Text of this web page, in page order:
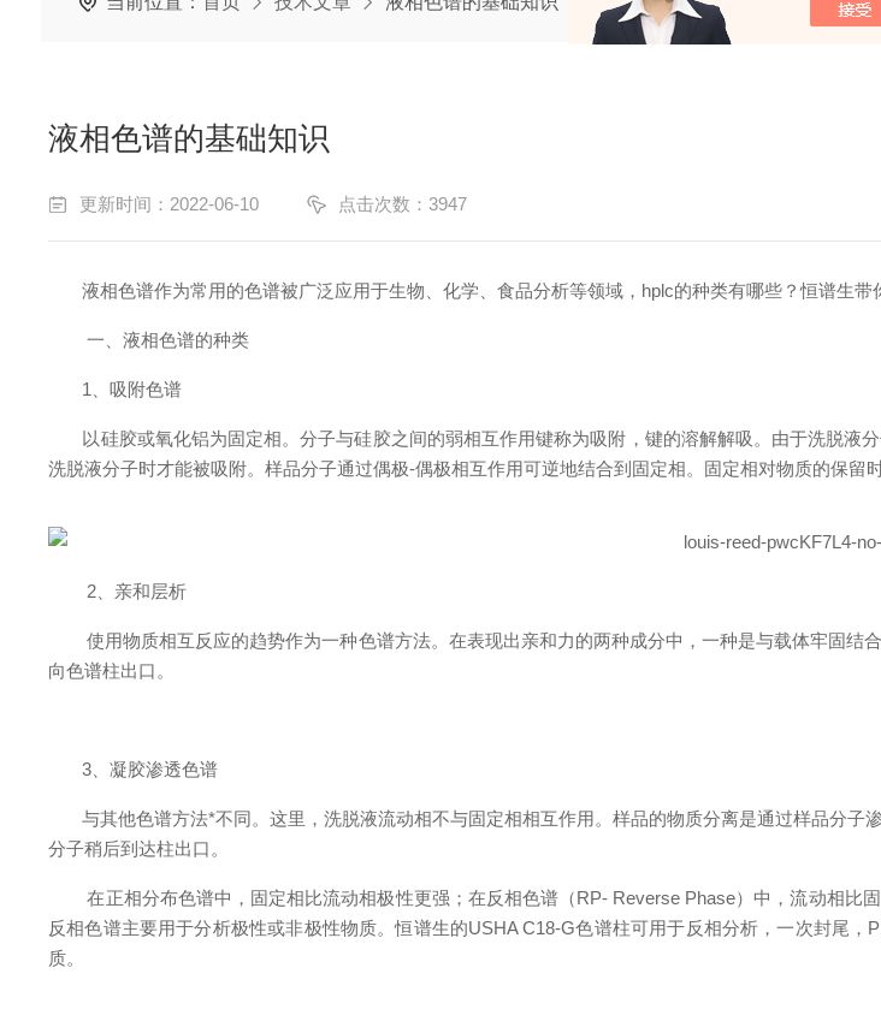
液相色谱的基础知识
更新时间：2022-06-10 点击次数：3947
液相色谱作为常用的色谱被广泛应用于生物、化学、食品分析等领域，hplc的种类有哪些？恒谱生带
一、液相色谱的种类
1、吸附色谱
以硅胶或氧化铝为固定相。分子与硅胶之间的弱相互作用键称为吸附，键的溶解解吸。由于洗脱液
洗脱液分子时才能被吸附。样品分子通过偶极-偶极相互作用可逆地结合到固定相。固定相对物质的保留
2、亲和层析
使用物质相互反应的趋势作为一种色谱方法。在表现出亲和力的两种成分中，一种是与载体牢固结
向色谱柱出口。
3、凝胶渗透色谱
与其他色谱方法*不同。这里，洗脱液流动相不与固定相相互作用。样品的物质分离是通过样品分子
分子稍后到达柱出口。
在正相分布色谱中，固定相比流动相极性更强；在反相色谱（RP- Reverse Phase）中，流动相比
反相色谱主要用于分析极性或非极性物质。恒谱生的USHA C18-G色谱柱可用于反相分析，一次封尾
质。